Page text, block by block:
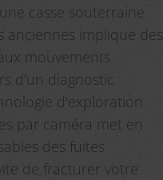
casse souterraine
anciennes implique des
mouvements
d'un diagnostic
d'exploration
par caméra met en
des fuites
de fracturer votre